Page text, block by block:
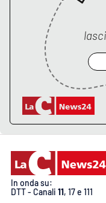
Storie
LAC
NETWORK
Lactv.it
In onda su:
DTT - Canali 11, 17 e 111